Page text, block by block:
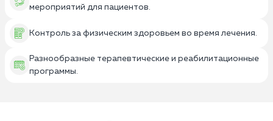
мероприятий для пациентов.
Контроль за физическим здоровьем во время лечения.
Разнообразные терапевтические и реабилитационные
программы.